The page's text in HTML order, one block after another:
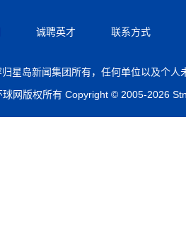
诚聘英才 联系方式
星岛新闻集团所有，任何单位以及个人
球网版权所有 Copyright © 2005-2026